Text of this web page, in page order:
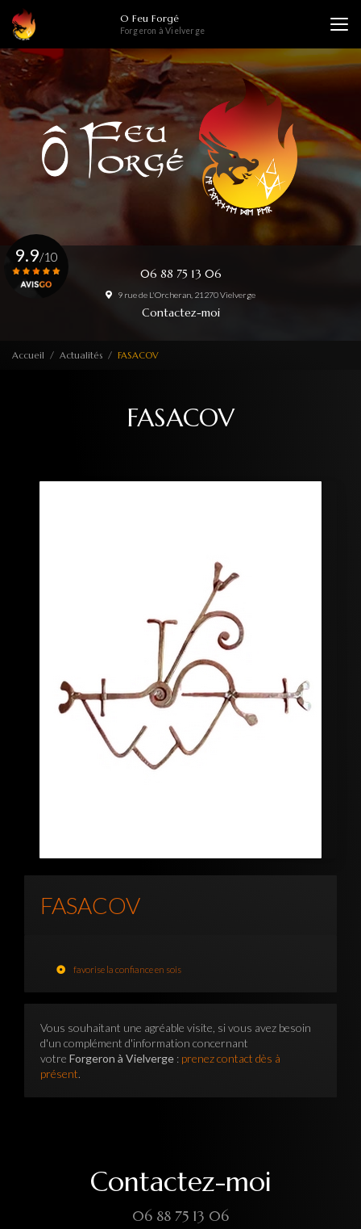
contenu
principal
O Feu Forgé
Forgeron à Vielverge
06 88 75 13 06
9 rue de L'Orcheran, 21270 Vielverge
Contactez-moi
9.9/10
Accueil Actualités FASACOV
FASACOV
FASACOV
favorise la confiance en sois
Vous souhaitant une agréable visite, si vous avez besoin
d'un complément d'information concernant
votre Forgeron à Vielverge : prenez contact dès à
présent.
Contactez-moi
06 88 75 13 06